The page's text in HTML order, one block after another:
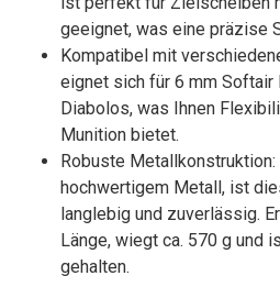
geeignet, was eine präzise
Kompatibel mit
eignet sich für 6 mm Softair
Diabolos, was Ihnen
Munition bietet.
Robuste
hochwertigem Metall, ist
langlebig und zuverlässig.
Länge, wiegt ca. 570 g und
gehalten.